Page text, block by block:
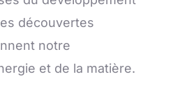
découvertes
notre
et de la matière.